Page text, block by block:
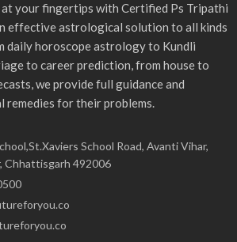
your fingertips with Certified Ps Tripathi
effective astrological solution to all kinds
daily horoscope astrology to Kundli
to career prediction, from house to
we provide full guidance and
remedies for their problems.
School Road, Avanti Vihar,
Chhattisgarh 492006